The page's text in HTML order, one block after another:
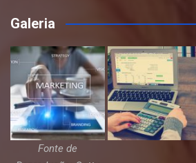
Galeria
Fonte de